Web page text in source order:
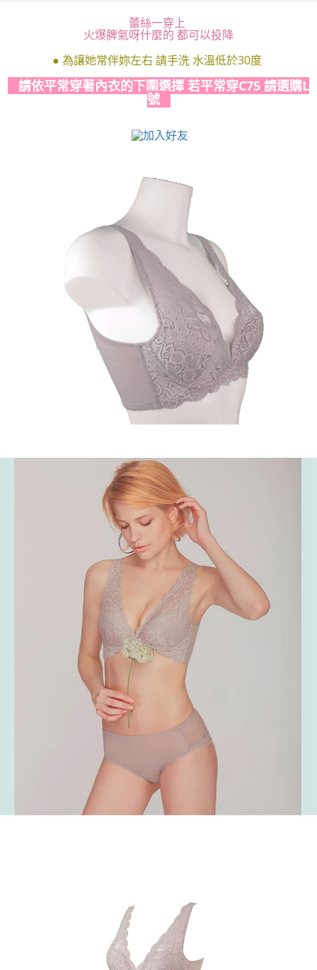
蕾絲一穿上
火爆脾氣呀什麼的 都可以投降
● 為讓她常伴妳左右 請手洗 水溫低於30度
請依平常穿著內衣的下圍選擇 若平常穿C75 請選購L
號